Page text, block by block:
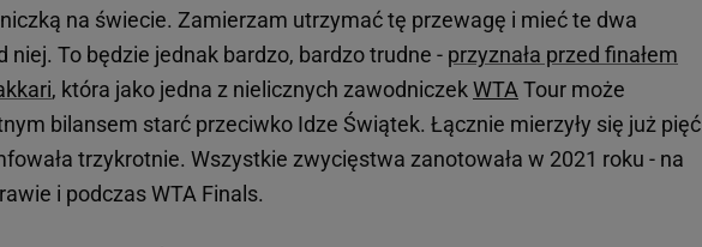
na świecie. Zamierzam utrzymać tę przewagę i mieć te dwa
To będzie jednak bardzo, bardzo trudne - przyznała przed finałem
, która jako jedna z nielicznych zawodniczekWTATour może
bilansem starć przeciwko Idze Świątek. Łącznie mierzyły się już pięć
trzykrotnie. Wszystkie zwycięstwa zanotowała w 2021 roku - na
i podczas WTA Finals.